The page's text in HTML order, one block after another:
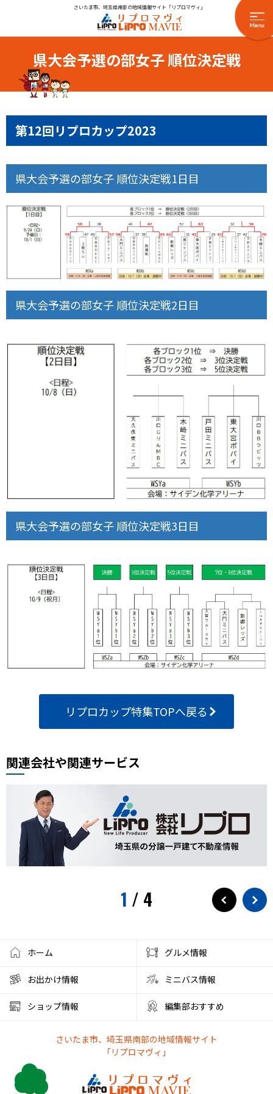
さいたま市、埼玉県南部の地域情報サイト「リプロマヴィ」
県大会予選の部女子 順位決定戦
第12回リプロカップ2023
県大会予選の部女子 順位決定戦1日目
県大会予選の部女子 順位決定戦2日目
県大会予選の部女子 順位決定戦3日目
リプロカップ特集TOPへ戻る
関連会社や関連サービス
1 / 4
ホーム グルメ情報
お出かけ情報 ミニバス情報
ショップ情報 編集部おすすめ
さいたま市、埼玉県南部の地域情報サイト
「リプロマヴィ」